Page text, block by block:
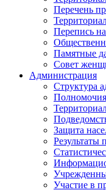
Перечень
Перепись
Памятные
Совет
Администрация
Структура
Защита
Результаты
Участие в